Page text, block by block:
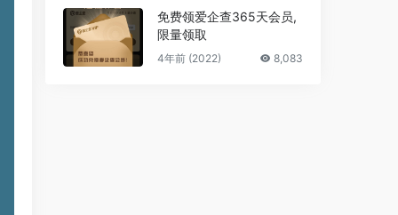
免费领爱企查365天会员,
限量领取
4年前 (2022) 8,083